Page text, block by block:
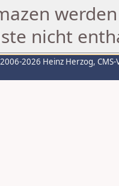
nicht
2026 Heinz Herzog,